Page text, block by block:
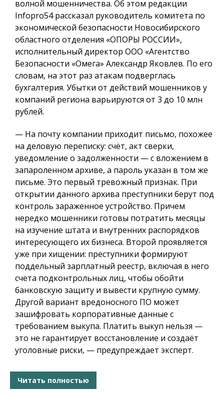
волной мошенничества. Об этом редакции
Infopro54 рассказал руководитель комитета по
экономической безопасности Новосибирского
областного отделения «ОПОРЫ РОССИИ»,
исполнительный директор ООО «Агентство
Безопасности «Омега» Александр Яковлев. По его
словам, на этот раз атакам подверглась
бухгалтерия. Убытки от действий мошенников у
компаний региона варьируются от 3 до 10 млн
рублей.
— На почту компании приходит письмо, похожее
на деловую переписку: счёт, акт сверки,
уведомление о задолженности — с вложением в
запароленном архиве, а пароль указан в том же
письме. Это первый тревожный признак. При
открытии данного архива преступники берут под
контроль зараженное устройство. Причем
нередко мошенники готовы потратить месяцы
на изучение штата и внутренних распорядков
интересующего их бизнеса. Второй проявляется
уже при хищении: преступники формируют
поддельный зарплатный реестр, включая в него
счета подконтрольных лиц, чтобы обойти
банковскую защиту и вывести крупную сумму.
Другой вариант вредоносного ПО может
зашифровать корпоративные данные с
требованием выкупа. Платить выкуп нельзя —
это не гарантирует восстановление и создаёт
уголовные риски, — предупреждает эксперт.
Читать полностью